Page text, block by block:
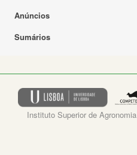
Anúncios
Sumários
Instituto Superior de Agronomia